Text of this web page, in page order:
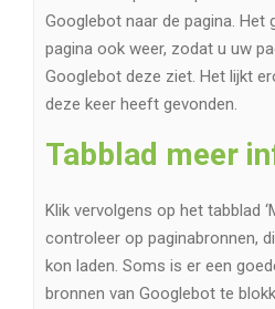
Googlebot naar de pagina. Het
pagina ook weer, zodat u uw
Googlebot deze ziet. Het lijkt
deze keer heeft gevonden.
Tabblad meer
Klik vervolgens op het tabblad
controleer op paginabronnen,
kon laden. Soms is er een
bronnen van Googlebot te